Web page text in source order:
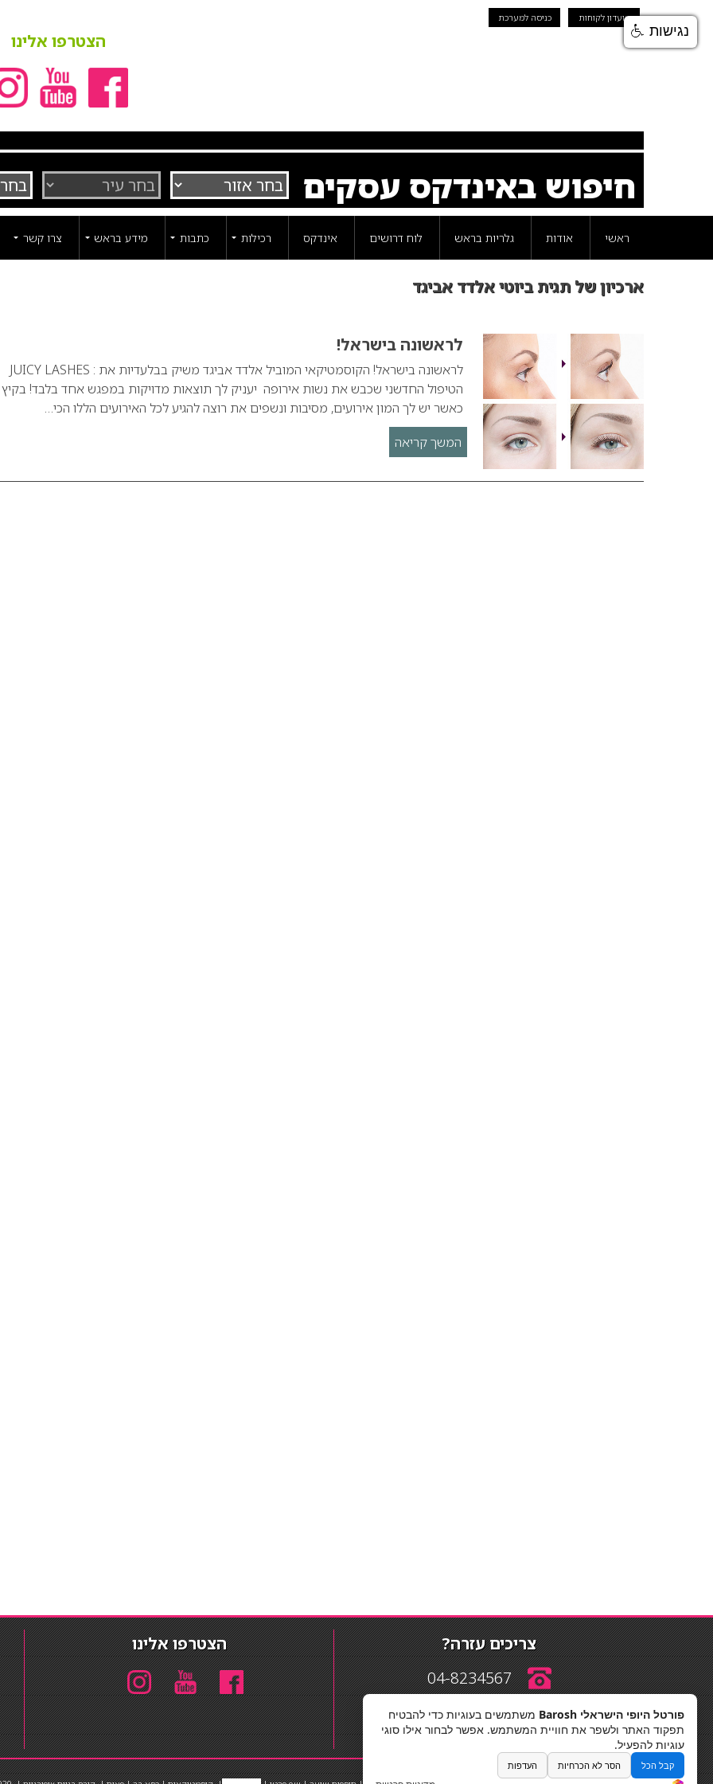
מועדון לקוחות כניסה למערכת
הצטרפו אלינו
חיפוש באינדקס עסקים
ראשי אודות גלריות בראש לוח דרושים אינדקס רכילות כתבות מידע בראש צרו קשר
ארכיון של תגית ביוטי אלדד אביגד
לראשונה בישראל!
לראשונה בישראל! הקוסמטיקאי המוביל אלדד אביגד משיק בבלעדיות את : JUICY LASHES
הטיפול החדשני שכבש את נשות אירופה יעניק לך תוצאות מדויקות במפגש אחד בלבד! בקיץ
כאשר יש לך המון אירועים, מסיבות ונשפים את רוצה להגיע לכל האירועים הללו הכי…
המשך קריאה
צריכים עזרה?
04-8234567
info@barosh.co.il
הצטרפו אלינו
פורטל היופי הישראלי Barosh
משתמשים בעוגיות כדי להבטיח
תפקוד האתר ולשפר את חוויית המשתמש. אפשר לבחור אילו סוגי
עוגיות להפעיל.
קבל הכל הסר לא הכרחיות העדפות
נגישות